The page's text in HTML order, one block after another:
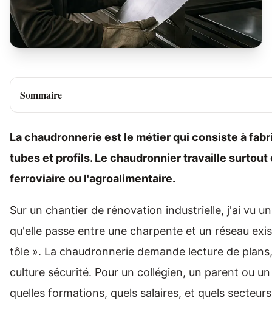
Sommaire
La chaudronnerie est le métier qui consiste à
tubes et profils. Le chaudronnier travaille surtout
ferroviaire ou l'agroalimentaire.
Sur un chantier de rénovation industrielle, j'ai vu
qu'elle passe entre une charpente et un réseau
tôle ». La chaudronnerie demande lecture de
culture sécurité. Pour un collégien, un parent ou
quelles formations, quels salaires, et quels